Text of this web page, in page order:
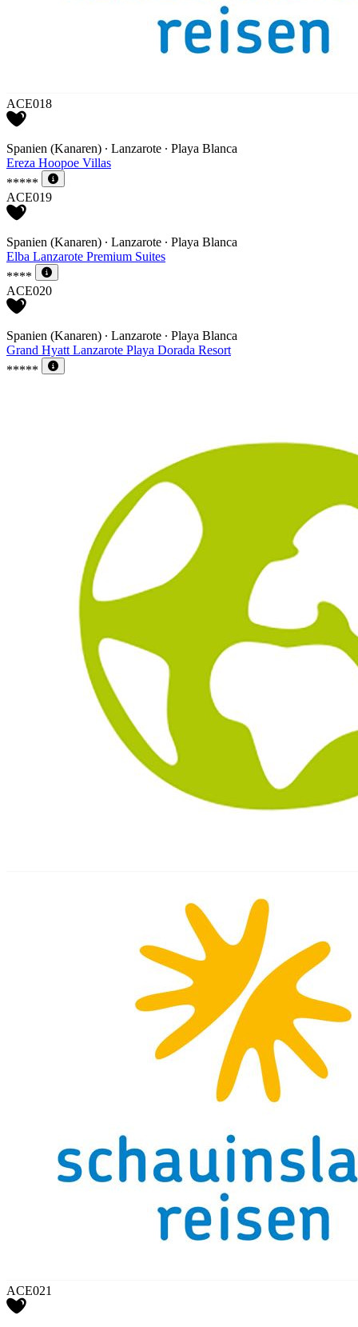
ACE018
Spanien (Kanaren) ∙ Lanzarote ∙ Playa Blanca
Ereza Hoopoe Villas
*****
ACE019
Spanien (Kanaren) ∙ Lanzarote ∙ Playa Blanca
Elba Lanzarote Premium Suites
****
ACE020
Spanien (Kanaren) ∙ Lanzarote ∙ Playa Blanca
Grand Hyatt Lanzarote Playa Dorada Resort
*****
ACE021